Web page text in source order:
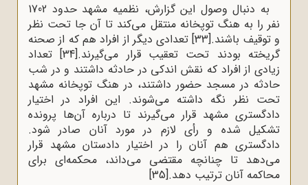
به دنبال وصول این گزارش، نظمیه‌ مشهد حدود 1702
نفر را به هنگ توپخانه منتقل می‌کند تا آن جا تحت نظر
و توقیف باشند.[33]تعدادى دیگر از افراد هم که از صحنه
گریخته بودند تحت تعقیب قرار می‌گیرند.[34]تعداد
زیادى از افراد که نقش اندکى در حادثه داشتند و در شب
حادثه در مسجد حضور داشتند، در هنگ توپخانه مشهد
تحت نظر نگه داشته می‌شوند. این افراد در اختیار
دادگسترى مشهد قرار می‌گیرند تا درباره آن‌ها پرونده
تشکیل شده و رأى لازم در مورد آنان صادر شود.
دادگسترى هم آنان را در اختیار دادستان مشهد قرار
می‌دهد تا چنانچه مقتضى مى‌داند، محکمه‌اى براى
محاکمه‌ آنان ترتیب دهد.[35]